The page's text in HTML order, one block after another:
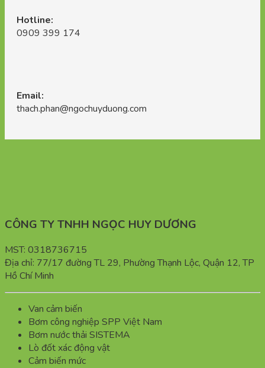
Hotline:
0909 399 174
Email:
thach.phan@ngochuyduong.com
CÔNG TY TNHH NGỌC HUY DƯƠNG
MST: 0318736715
Địa chỉ: 77/17 đường TL 29, Phường Thạnh Lộc, Quận 12, TP
Hồ Chí Minh
Van cảm biến
Bơm công nghiệp SPP Việt Nam
Bơm nước thải SISTEMA
Lò đốt xác động vật
Cảm biến mức